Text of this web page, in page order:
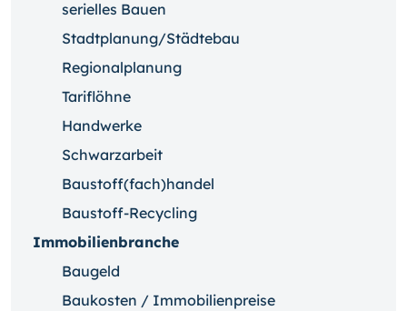
serielles Bauen
Stadtplanung/Städtebau
Regionalplanung
Tariflöhne
Handwerke
Schwarzarbeit
Baustoff(fach)handel
Baustoff-Recycling
Immobilienbranche
Baugeld
Baukosten / Immobilienpreise